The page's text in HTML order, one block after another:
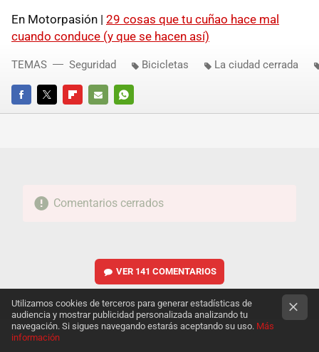
En Motorpasión | 29 cosas que tu cuñao hace mal
cuando conduce (y que se hacen así)
FACEBOOKTWITTERFLIPBOARD
E-
WHATSAPP
TEMAS Seguridad Bicicletas La ciudad cerrada
Comentarios cerrados
VER 141 COMENTARIOS
Utilizamos cookies de terceros para generar estadísticas de
audiencia y mostrar publicidad personalizada analizando tu
navegación. Si sigues navegando estarás aceptando su uso. Más
información